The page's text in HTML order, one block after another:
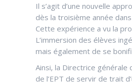
Il s’agit d’une nouvelle
dès la troisième année
Cette expérience a vu la
L’immersion des élèves
mais également de se
Ainsi, la Directrice générale
de l’EPT de servir de trait